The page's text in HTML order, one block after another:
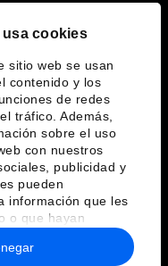
usa cookies
sitio web se usan
contenido y los
de redes
tráfico. Además,
sobre el uso
con nuestros
publicidad y
pueden
información que les
o que hayan
uso que haya